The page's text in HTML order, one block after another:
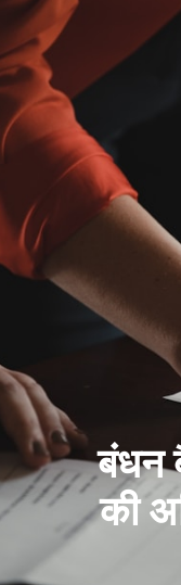
बंधन
की